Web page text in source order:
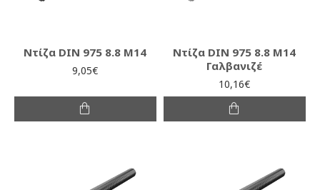
Ντίζα DIN 975 8.8 M14
9,05€
Ντίζα DIN 975 8.8 M14
Γαλβανιζέ
10,16€